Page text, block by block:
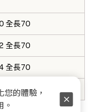
全長70
全長70
全長70
全長70
的體驗，